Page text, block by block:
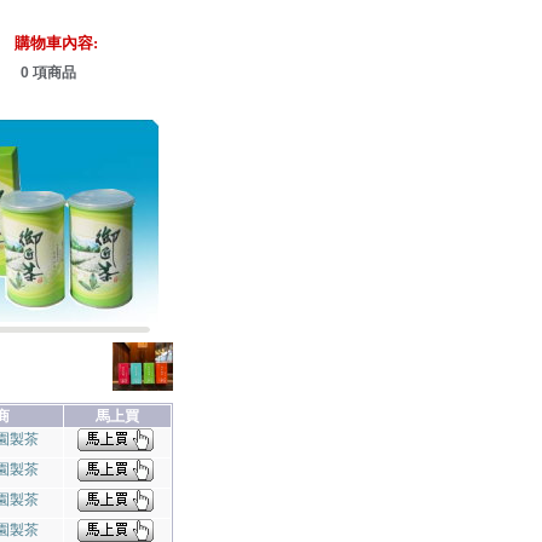
購物車內容:
0 項商品
馬上買
製茶
製茶
製茶
製茶